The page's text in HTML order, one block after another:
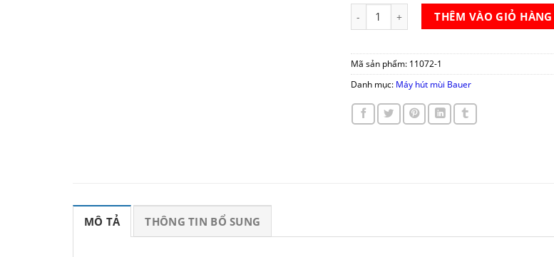
Máy hút mùi Bauer BC 70BSB số lượng
THÊM VÀO GIỎ HÀNG
Mã sản phẩm: 11072-1
Danh mục: Máy hút mùi Bauer
MÔ TẢ THÔNG TIN BỔ SUNG